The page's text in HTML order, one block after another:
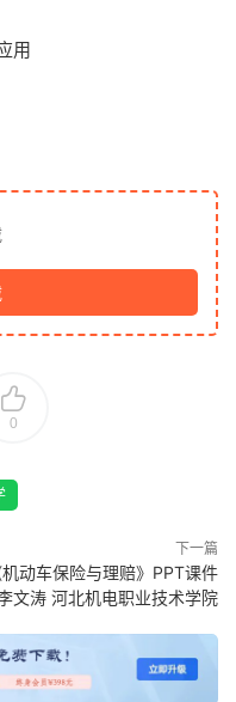
用
0
下一篇
机动车保险与理赔》PPT课件
文涛 河北机电职业技术学院